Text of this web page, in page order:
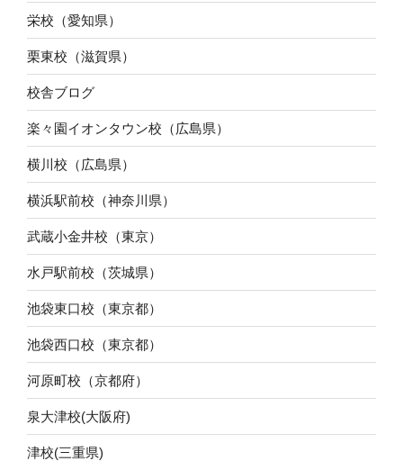
栄校（愛知県）
栗東校（滋賀県）
校舎ブログ
楽々園イオンタウン校（広島県）
横川校（広島県）
横浜駅前校（神奈川県）
武蔵小金井校（東京）
水戸駅前校（茨城県）
池袋東口校（東京都）
池袋西口校（東京都）
河原町校（京都府）
泉大津校(大阪府)
津校(三重県)